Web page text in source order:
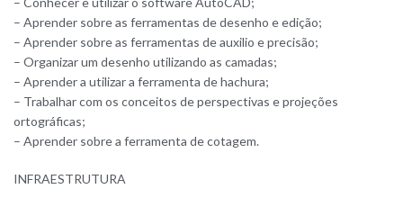
– Aprender sobre as ferramentas de desenho e edição;
– Aprender sobre as ferramentas de auxilio e precisão;
– Organizar um desenho utilizando as camadas;
– Aprender a utilizar a ferramenta de hachura;
– Trabalhar com os conceitos de perspectivas e projeções
ortográficas;
– Aprender sobre a ferramenta de cotagem.
INFRAESTRUTURA